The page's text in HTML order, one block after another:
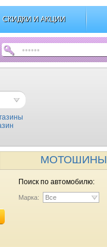
СКИДКИ И АКЦИИ
МОТОШИНЫ
Поиск по автомобилю:
Марка: Все